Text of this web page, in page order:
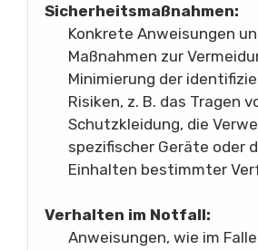
Sicherheitsmaßnahmen:
Konkrete Anweisungen
Maßnahmen zur
Minimierung der
Risiken, z. B. das Tragen
Schutzkleidung, die
spezifischer Geräte oder
Einhalten bestimmter
Verhalten im Notfall:
Anweisungen, wie im